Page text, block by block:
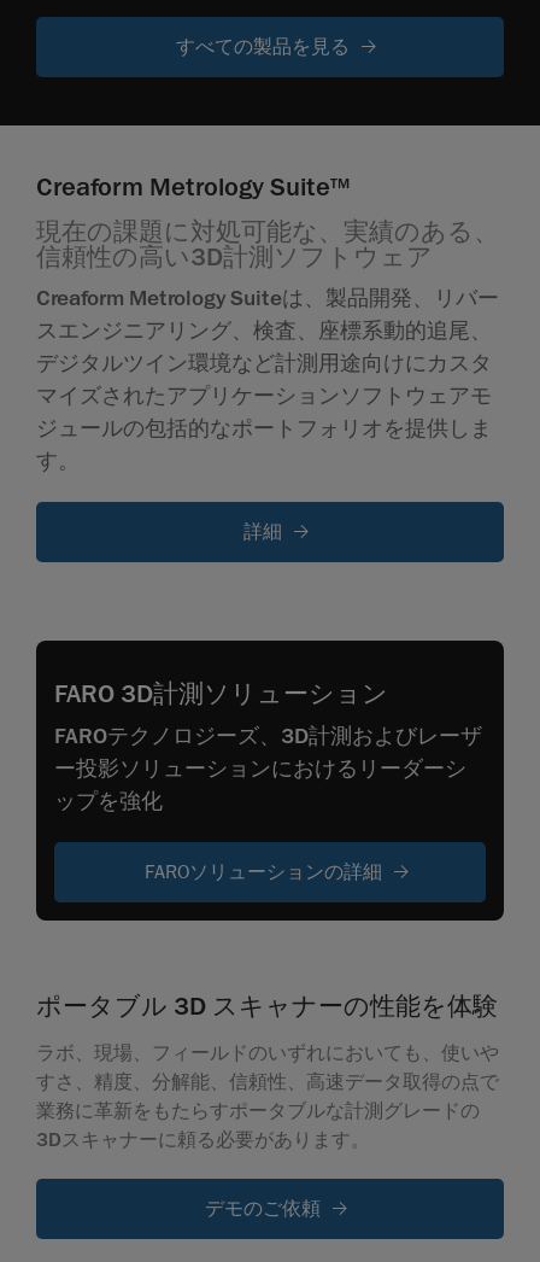
すべての製品を見る
Creaform Metrology SuiteTM
現在の課題に対処可能な、実績のある、
信頼性の高い3D計測ソフトウェア
Creaform Metrology Suiteは、製品開発、リバー
スエンジニアリング、検査、座標系動的追尾、
デジタルツイン環境など計測用途向けにカスタ
マイズされたアプリケーションソフトウェアモ
ジュールの包括的なポートフォリオを提供しま
す。
詳細
FARO 3D計測ソリューション
FAROテクノロジーズ、3D計測およびレーザ
ー投影ソリューションにおけるリーダーシ
ップを強化
FAROソリューションの詳細
ポータブル 3D スキャナーの性能を体験
ラボ、現場、フィールドのいずれにおいても、使いや
すさ、精度、分解能、信頼性、高速データ取得の点で
業務に革新をもたらすポータブルな計測グレードの
3Dスキャナーに頼る必要があります。
デモのご依頼